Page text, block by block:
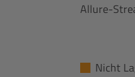
Allure-
Nicht